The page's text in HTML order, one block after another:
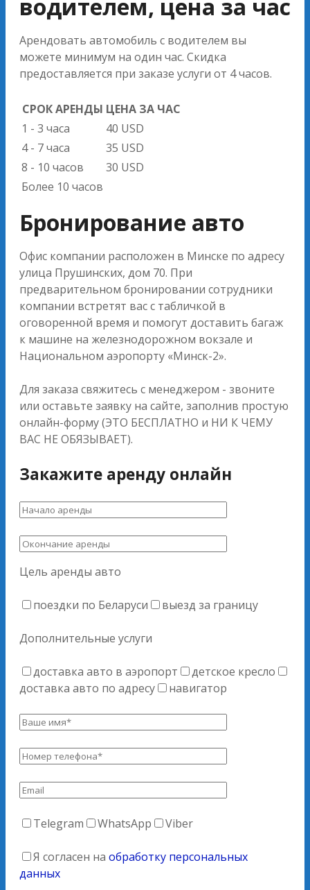
водителем, цена за час
Арендовать автомобиль с водителем вы
можете минимум на один час. Скидка
предоставляется при заказе услуги от 4 часов.
СРОК АРЕНДЫ ЦЕНА ЗА ЧАС
1 - 3 часа
40 USD
4 - 7 часа
35 USD
8 - 10 часов
30 USD
Более 10 часов
Бронирование авто
Офис компании расположен в Минске по адресу
улица Прушинских, дом 70. При
предварительном бронировании сотрудники
компании встретят вас с табличкой в
оговоренной время и помогут доставить багаж
к машине на железнодорожном вокзале и
Национальном аэропорту «Минск-2».
Для заказа свяжитесь с менеджером - звоните
или оставьте заявку на сайте, заполнив простую
онлайн-форму (ЭТО БЕСПЛАТНО и НИ К ЧЕМУ
ВАС НЕ ОБЯЗЫВАЕТ).
Закажите аренду онлайн
Цель аренды авто
поездки по Беларуси выезд за границу
Дополнительные услуги
доставка авто в аэропорт
детское кресло
доставка авто по адресу
навигатор
Telegram WhatsApp Viber
Я согласен на обработку персональных
данных